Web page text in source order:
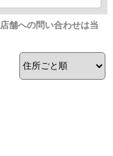
舗への問い合わせは当